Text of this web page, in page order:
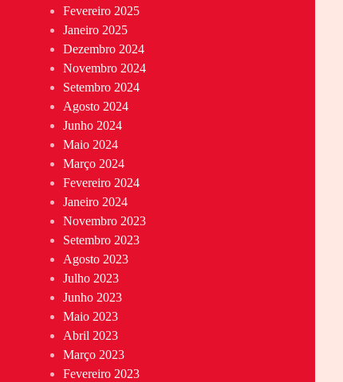
Fevereiro 2025
Janeiro 2025
Dezembro 2024
Novembro 2024
Setembro 2024
Agosto 2024
Junho 2024
Maio 2024
Março 2024
Fevereiro 2024
Janeiro 2024
Novembro 2023
Setembro 2023
Agosto 2023
Julho 2023
Junho 2023
Maio 2023
Abril 2023
Março 2023
Fevereiro 2023